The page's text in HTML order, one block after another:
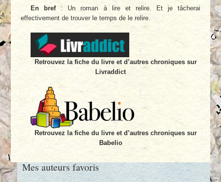
En bref: Un roman à lire et relire. Et je tâcherai
effectivement de trouver le temps de le relire.
Retrouvez la fiche du livre et d’autres chroniques sur
Livraddict
Retrouvez la fiche du livre et d’autres chroniques sur
Babelio
Mes auteurs favoris